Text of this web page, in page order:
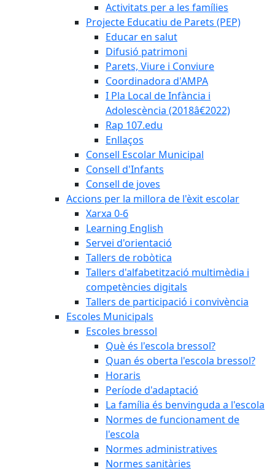
Activitats per a les famílies
Projecte Educatiu de Parets (PEP)
Educar en salut
Difusió patrimoni
Parets, Viure i Conviure
Coordinadora d'AMPA
I Pla Local de Infància i
Adolescència (2018â€2022)
Rap 107.edu
Enllaços
Consell Escolar Municipal
Consell d'Infants
Consell de joves
Accions per la millora de l'èxit escolar
Xarxa 0-6
Learning English
Servei d'orientació
Tallers de robòtica
Tallers d'alfabetització multimèdia i
competències digitals
Tallers de participació i convivència
Escoles Municipals
Escoles bressol
Què és l'escola bressol?
Quan és oberta l'escola bressol?
Horaris
Període d'adaptació
La família és benvinguda a l'escola
Normes de funcionament de
l'escola
Normes administratives
Normes sanitàries